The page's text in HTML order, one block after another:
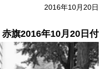
2016年10月20日
赤旗2016年10月20日付